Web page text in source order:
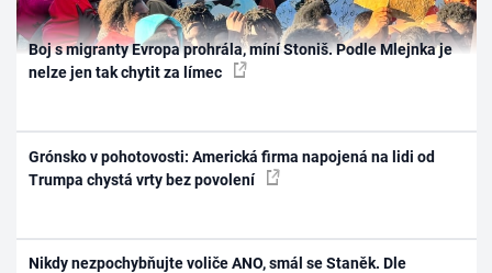
Boj s migranty Evropa prohrála, míní Stoniš. Podle Mlejnka je
nelze jen tak chytit za límec
Grónsko v pohotovosti: Americká firma napojená na lidi od
Trumpa chystá vrty bez povolení
Nikdy nezpochybňujte voliče ANO, smál se Staněk. Dle